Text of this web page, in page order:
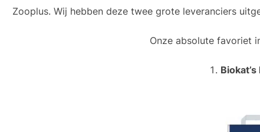
Zooplus. Wij hebben deze twee grote leveranciers
Onze absolute favoriet